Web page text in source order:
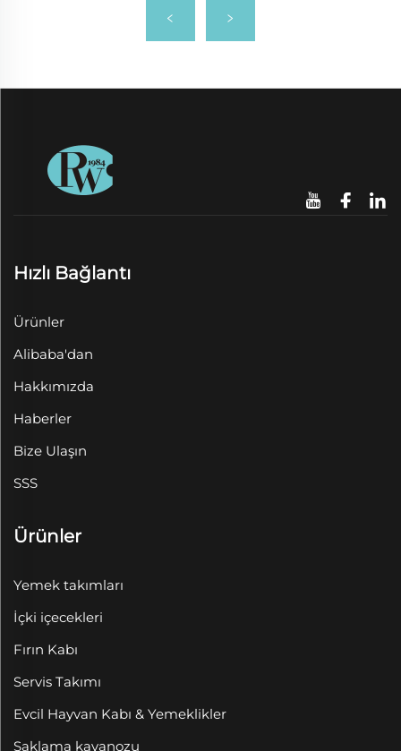
Hızlı Bağlantı
Ürünler
Alibaba'dan
Hakkımızda
Haberler
Bize Ulaşın
SSS
Ürünler
Yemek takımları
İçki içecekleri
Fırın Kabı
Servis Takımı
Evcil Hayvan Kabı & Yemeklikler
Saklama kavanozu